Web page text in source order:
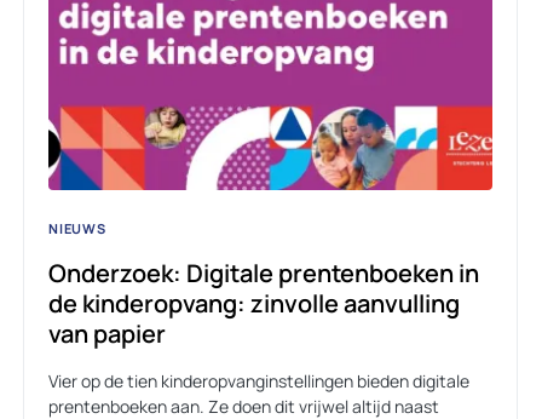
NIEUWS
Onderzoek: Digitale prentenboeken in
de kinderopvang: zinvolle aanvulling
van papier
Vier op de tien kinderopvanginstellingen bieden digitale
prentenboeken aan. Ze doen dit vrijwel altijd naast